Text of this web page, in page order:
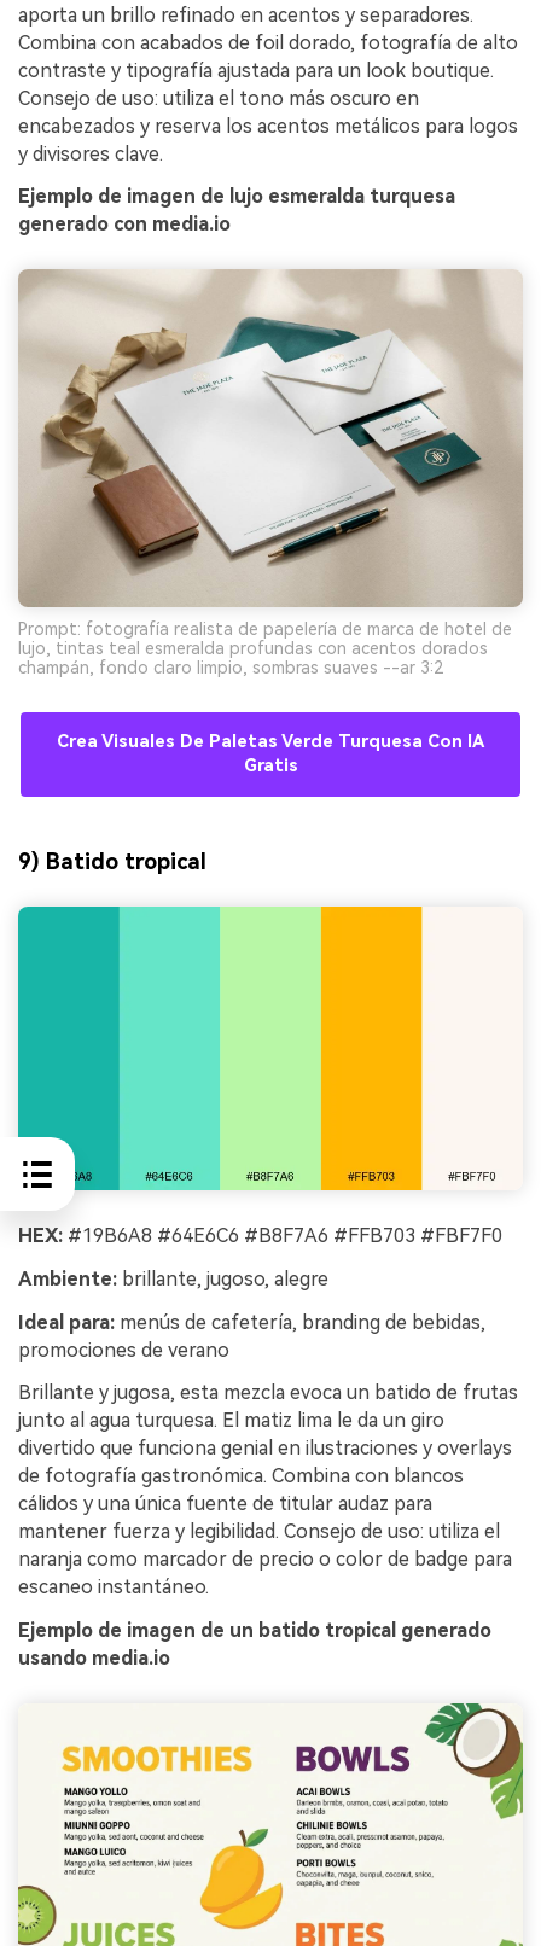
aporta un brillo refinado en acentos y separadores.
Combina con acabados de foil dorado, fotografía de alto
contraste y tipografía ajustada para un look boutique.
Consejo de uso: utiliza el tono más oscuro en
encabezados y reserva los acentos metálicos para logos
y divisores clave.
Ejemplo de imagen de lujo esmeralda turquesa
generado con media.io
Prompt: fotografía realista de papelería de marca de hotel de
lujo, tintas teal esmeralda profundas con acentos dorados
champán, fondo claro limpio, sombras suaves --ar 3:2
Crea Visuales De Paletas Verde Turquesa Con IA
Gratis
9) Batido tropical
HEX: #19B6A8 #64E6C6 #B8F7A6 #FFB703 #FBF7F0
Ambiente: brillante, jugoso, alegre
Ideal para: menús de cafetería, branding de bebidas,
promociones de verano
Brillante y jugosa, esta mezcla evoca un batido de frutas
junto al agua turquesa. El matiz lima le da un giro
divertido que funciona genial en ilustraciones y overlays
de fotografía gastronómica. Combina con blancos
cálidos y una única fuente de titular audaz para
mantener fuerza y legibilidad. Consejo de uso: utiliza el
naranja como marcador de precio o color de badge para
escaneo instantáneo.
Ejemplo de imagen de un batido tropical generado
usando media.io